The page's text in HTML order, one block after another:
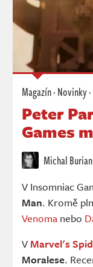
Magazín·Novinky·
Peter
Games
Michal Burian
V Insomniac
Man. Kromě
Venoma nebo
V Marvel's
Moralese.